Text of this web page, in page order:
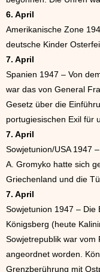
6. April
Amerikanische Zone
deutsche Kinder
7. April
Spanien 1947 – Von
war das von General
Gesetz über die
portugiesischen Exil für
7. April
Sowjetunion/USA 1947
A. Gromyko hatte sich
Griechenland und die
7. April
Sowjetunion 1947 – Die
Königsberg (heute
Sowjetrepublik war vom
angeordnet worden.
Grenzberührung mit